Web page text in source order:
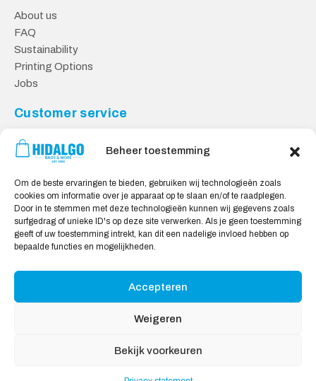
Beheer toestemming
Om de beste ervaringen te bieden, gebruiken wij technologieën zoals
cookies om informatie over je apparaat op te slaan en/of te raadplegen.
Door in te stemmen met deze technologieën kunnen wij gegevens zoals
surfgedrag of unieke ID's op deze site verwerken. Als je geen toestemming
geeft of uw toestemming intrekt, kan dit een nadelige invloed hebben op
bepaalde functies en mogelijkheden.
Accepteren
Weigeren
Bekijk voorkeuren
About us
FAQ
Sustainability
Printing Options
Jobs
Customer service
Contact
Returns
Knowledge base
Safe shopping
General Terms and Conditions
Privacy statement